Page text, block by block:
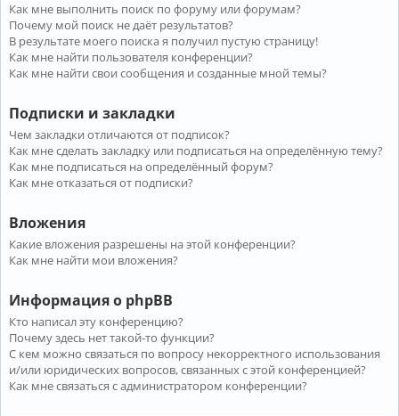
Как мне выполнить поиск по форуму или форумам?
Почему мой поиск не даёт результатов?
В результате моего поиска я получил пустую страницу!
Как мне найти пользователя конференции?
Как мне найти свои сообщения и созданные мной темы?
Подписки и закладки
Чем закладки отличаются от подписок?
Как мне сделать закладку или подписаться на определённую тему?
Как мне подписаться на определённый форум?
Как мне отказаться от подписки?
Вложения
Какие вложения разрешены на этой конференции?
Как мне найти мои вложения?
Информация о phpBB
Кто написал эту конференцию?
Почему здесь нет такой-то функции?
С кем можно связаться по вопросу некорректного использования
и/или юридических вопросов, связанных с этой конференцией?
Как мне связаться с администратором конференции?